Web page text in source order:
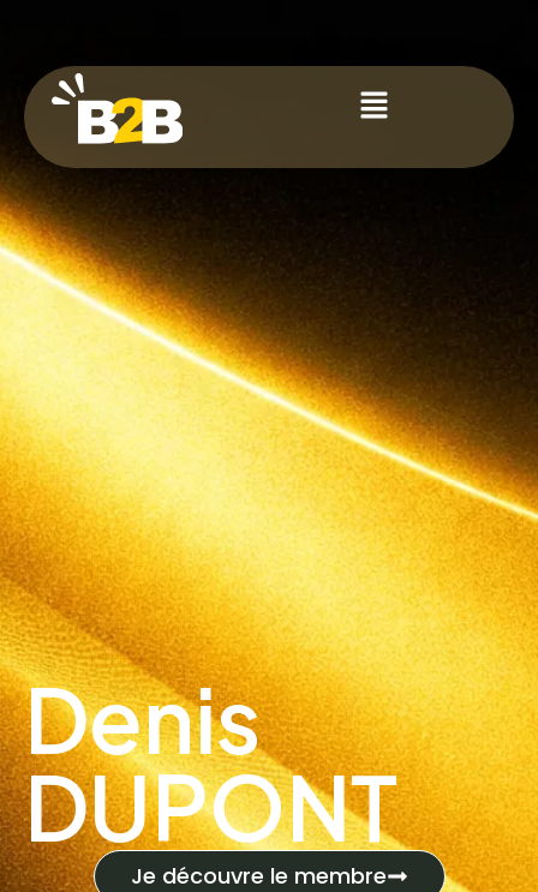
Denis
DUPONT
Je découvre le membre